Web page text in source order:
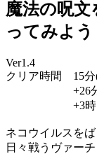
魔法の呪
ってみよう
Ver1.4
クリア時間 15分
+26分(スト
+3時間4分(
ネコウイルスを
日々戦うヴァー